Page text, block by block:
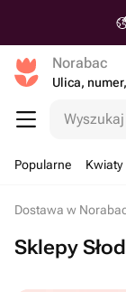
Norabac
Ulica,
Popularne Kwiaty
Dostawa w
Sklepy